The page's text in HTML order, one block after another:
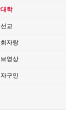
학
교
자랑
영상
구인